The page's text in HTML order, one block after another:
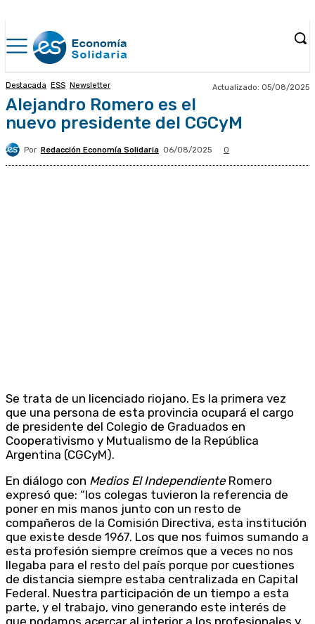
Destacada ESS Newsletter Actualizado: 05/08/2025
Alejandro Romero es el
nuevo presidente del CGCyM
Por Redacción Economía Solidaria 06/08/2025 0
Se trata de un licenciado riojano. Es la primera vez
que una persona de esta provincia ocupará el cargo
de presidente del Colegio de Graduados en
Cooperativismo y Mutualismo de la República
Argentina (CGCyM).
En diálogo con Medios El Independiente Romero
expresó que: “los colegas tuvieron la referencia de
poner en mis manos junto con un resto de
compañeros de la Comisión Directiva, esta institución
que existe desde 1967. Los que nos fuimos sumando a
esta profesión siempre creímos que a veces no nos
llegaba para el resto del país porque por cuestiones
de distancia siempre estaba centralizada en Capital
Federal. Nuestra participación de un tiempo a esta
parte, y el trabajo, vino generando este interés de